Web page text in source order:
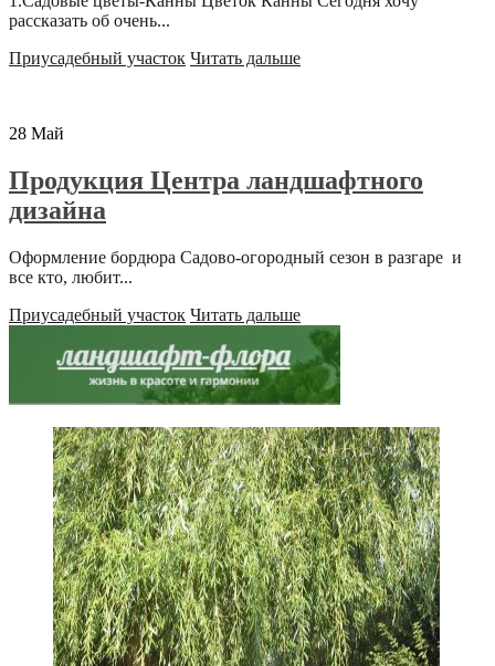
рассказать об очень...
Приусадебный участок Читать дальше
28 Май
Продукция Центра ландшафтного
дизайна
Оформление бордюра Садово-огородный сезон в разгаре и
все кто, любит...
Приусадебный участок Читать дальше